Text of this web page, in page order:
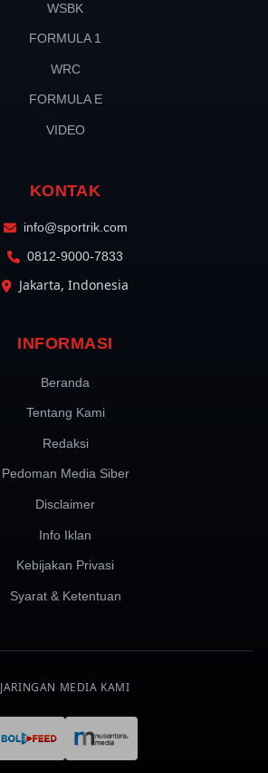
WSBK
FORMULA 1
WRC
FORMULA E
VIDEO
KONTAK
info@sportrik.com
0812-9000-7833
Jakarta, Indonesia
INFORMASI
Beranda
Tentang Kami
Redaksi
Pedoman Media Siber
Disclaimer
Info Iklan
Kebijakan Privasi
Syarat & Ketentuan
JARINGAN MEDIA KAMI